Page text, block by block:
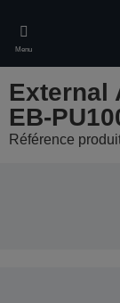
main
content
Menu
External
EB-
Référence